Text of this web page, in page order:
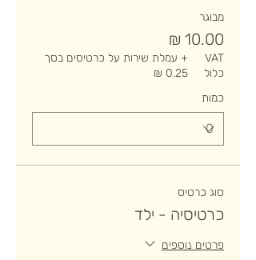
מבוגר
VAT
כלול
+ עמלת שירות על כרטיסים בסך
‏0.25 ‏₪
כמות
סוג כרטיס
כרטיסיה - ילד
פרטים נוספים